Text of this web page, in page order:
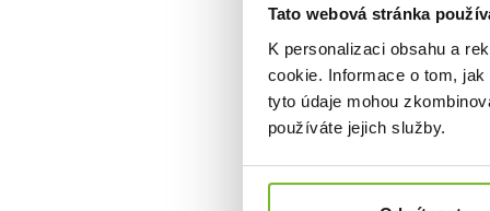
Tato webová stránka
K personalizaci obsahu a
cookie. Informace o tom,
tyto údaje mohou
používáte jejich služby.
O
Společnost